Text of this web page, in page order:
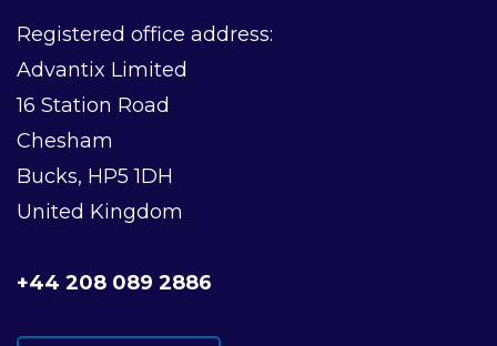
Registered office address:
Advantix Limited
16 Station Road
Chesham
Bucks, HP5 1DH
United Kingdom
+44 208 089 2886